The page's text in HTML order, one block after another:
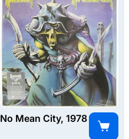
No Mean City, 1978